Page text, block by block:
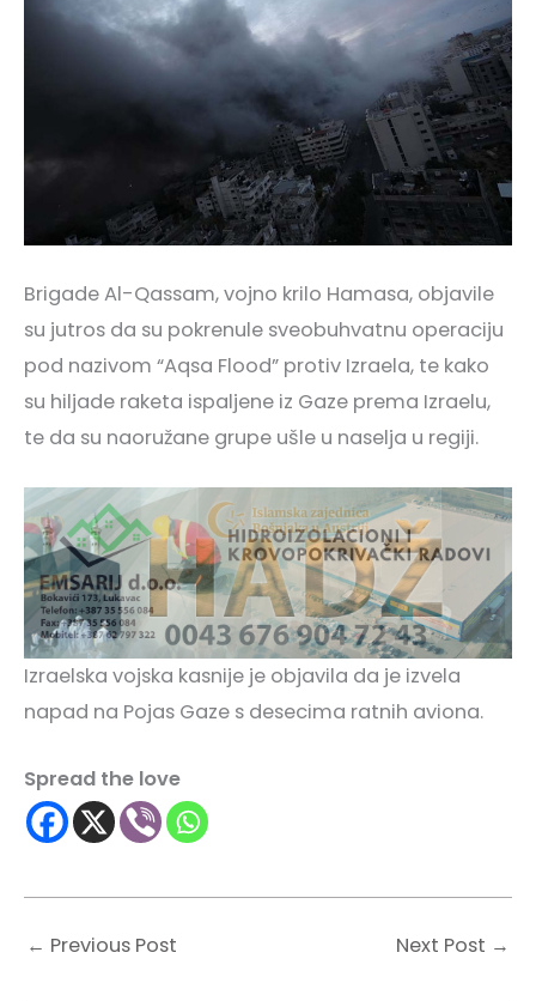
Brigade Al-Qassam, vojno krilo Hamasa, objavile
su jutros da su pokrenule sveobuhvatnu operaciju
pod nazivom “Aqsa Flood” protiv Izraela, te kako
su hiljade raketa ispaljene iz Gaze prema Izraelu,
te da su naoružane grupe ušle u naselja u regiji.
Izraelska vojska kasnije je objavila da je izvela
napad na Pojas Gaze s desecima ratnih aviona.
Spread the love
← Previous Post Next Post →